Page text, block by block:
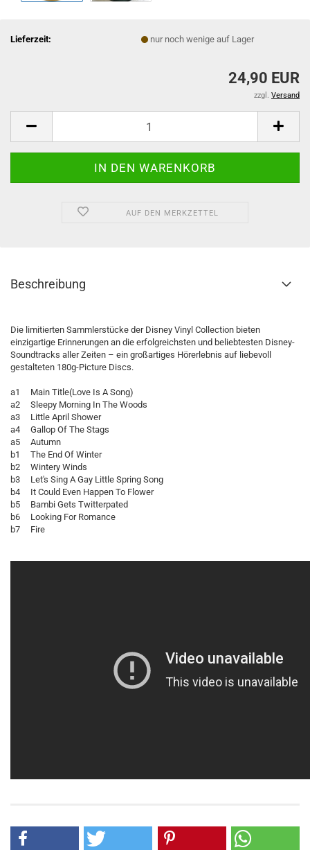
Lieferzeit: nur noch wenige auf Lager
24,90 EUR
zzgl. Versand
AUF DEN MERKZETTEL
Beschreibung
Die limitierten Sammlerstücke der Disney Vinyl Collection bieten
einzigartige Erinnerungen an die erfolgreichsten und beliebtesten Disney-
Soundtracks aller Zeiten – ein großartiges Hörerlebnis auf liebevoll
gestalteten 180g-Picture Discs.
a1 Main Title(Love Is A Song)
a2 Sleepy Morning In The Woods
a3 Little April Shower
a4 Gallop Of The Stags
a5 Autumn
b1 The End Of Winter
b2 Wintery Winds
b3 Let's Sing A Gay Little Spring Song
b4 It Could Even Happen To Flower
b5 Bambi Gets Twitterpated
b6 Looking For Romance
b7 Fire